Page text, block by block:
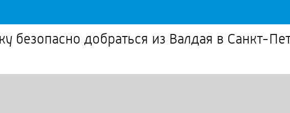
безопасно добраться из Валдая в Санкт-